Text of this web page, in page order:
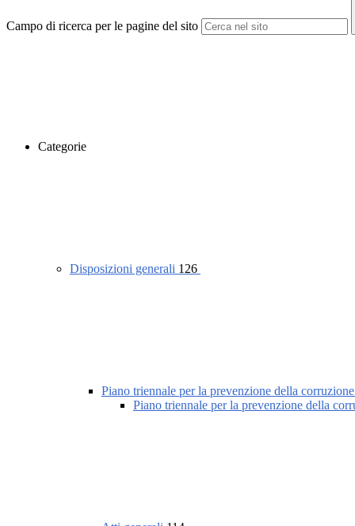
Campo di ricerca per le pagine del sito
Categorie
Disposizioni generali 126
Piano triennale per la prevenzione della
Piano triennale per la prevenzione della